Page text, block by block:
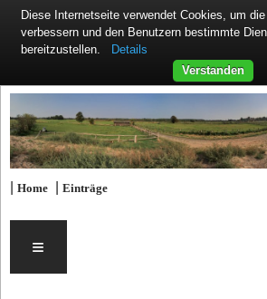
|Home |Einträge
≡
Diese Internetseite verwendet Cookies, um
verbessern und den Benutzern bestimmte
bereitzustellen.
Details
Verstanden